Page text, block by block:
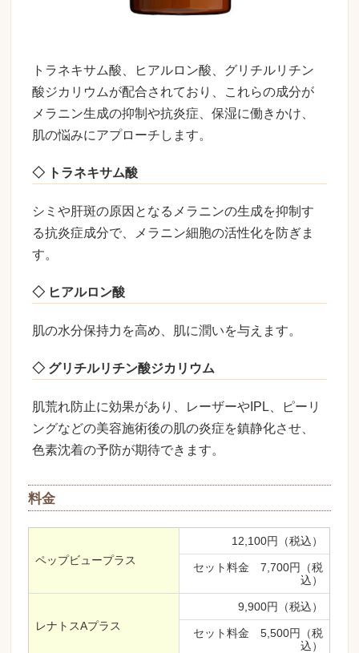
トラネキサム酸、ヒアルロン酸、グリチルリチン
酸ジカリウムが配合されており、これらの成分が
メラニン生成の抑制や抗炎症、保湿に働きかけ、
肌の悩みにアプローチします。
◇ トラネキサム酸
シミや肝斑の原因となるメラニンの生成を抑制す
る抗炎症成分で、メラニン細胞の活性化を防ぎま
す。
◇ ヒアルロン酸
肌の水分保持力を高め、肌に潤いを与えます。
◇ グリチルリチン酸ジカリウム
肌荒れ防止に効果があり、レーザーやIPL、ピーリ
ングなどの美容施術後の肌の炎症を鎮静化させ、
色素沈着の予防が期待できます。
料金
ペップビュープラス
12,100円（税込）
セット料金 7,700円（税
込）
レナトスAプラス
9,900円（税込）
セット料金 5,500円（税
込）